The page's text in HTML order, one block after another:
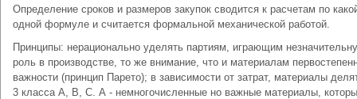
Определение сроков и размеров закупок сводится к расчетам по
одной формуле и считается формальной механической работой.
Принципы: нерационально уделять партиям, играющим
роль в производстве, то же внимание, что и материалам
важности (принцип Парето); в зависимости от затрат, материалы
3 класса А, В, С. А - немногочисленные но важные материалы,